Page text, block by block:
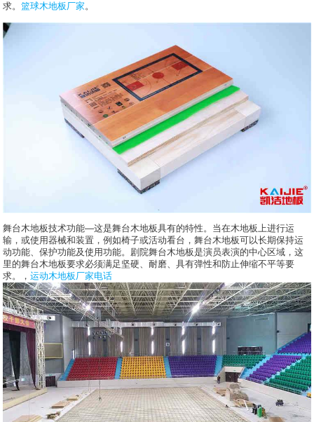
求。篮球木地板厂家 。
舞台木地板技术功能—这是舞台木地板具有的特性。当在木地板上进行运
输，或使用器械和装置，例如椅子或活动看台，舞台木地板可以长期保持运
动功能、保护功能及使用功能。剧院舞台木地板是演员表演的中心区域，这
里的舞台木地板要求必须满足坚硬、耐磨、具有弹性和防止伸缩不平等要
求。，运动木地板厂家电话